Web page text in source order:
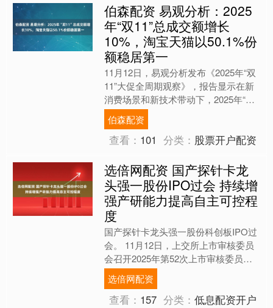
伯森配资 易观分析：2025
年“双11”总成交额增长
10%，淘宝天猫以50.1%份
额稳居第一
11月12日，易观分析发布《2025年“双
11”大促全周期观察》，报告显示在新
消费场景和新技术带动下，2025年“双
11”周期参与用户数显著提升，全国快
递揽收量....
伯森配资
查看： 101 分类： 股票开户配资
选倍网配资 国产探针卡龙
头强一股份IPO过会 持续增
强产研能力提高自主可控程
度
国产探针卡龙头强一股份科创板IPO过
会。 11月12日，上交所上市审核委员
会召开2025年第52次上市审核委员会
审议会议，审议强一半导体（苏州）股
份有限公司（简....
选倍网配资
查看： 157 分类：低息配资开户